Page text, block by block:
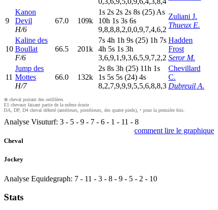
9
Kanon
Devil
H/6
67.0 109k
1s 2s 2s 2s 8s (25) As
10h 1s 3s 6s
9,8,8,8,2,0,0,9,7,4,6,2
Zuliani J.
Thueux E.
10
Kaline des
Boullat
F/6
66.5 201k
7s 4h 1h 9s (25) 1h 7s
4h 5s 1s 3h
3,6,9,1,9,3,6,5,9,7,2,2
Hadden
Frost
Seror M.
11
Jump des
Mottes
H/7
66.0 132k
2s 8s 3h (25) 11h 1s
1s 5s 5s (24) 4s
8,2,7,9,9,9,5,5,6,8,8,3
Chevillard
C.
Dubreuil A.
⊗ cheval portant des oeilllères
E1 chevaux faisant partie de la même écurie
DA, DP, D4 cheval déferré (antérieurs, postérieurs, des quatre pieds), • pour la première fois.
Analyse Visuturf: 3 - 5 - 9 - 7 - 6 - 1 - 11 - 8
comment lire le graphique
Cheval
Jockey
Analyse Equidegraph: 7 - 11 - 3 - 8 - 9 - 5 - 2 - 10
Stats